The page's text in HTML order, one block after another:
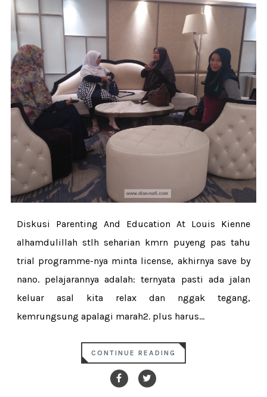
Diskusi Parenting And Education At Louis Kienne
alhamdulillah stlh seharian kmrn puyeng pas tahu
trial programme-nya minta license, akhirnya save by
nano. pelajarannya adalah: ternyata pasti ada jalan
keluar asal kita relax dan nggak tegang,
kemrungsung apalagi marah2. plus harus...
CONTINUE READING